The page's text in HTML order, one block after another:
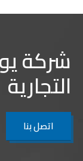
شركة
التجارية
اتصل بنا